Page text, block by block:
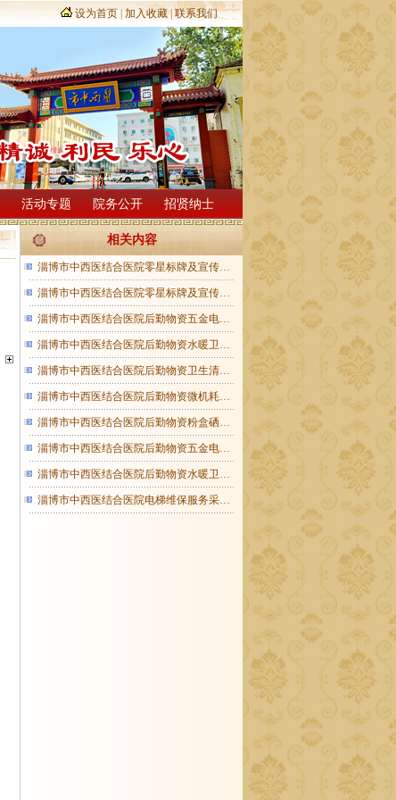
设为首页 加入收藏|联系我们
活动专题 院务公开 招贤纳士
相关内容
淄博市中西医结合医院零星标牌及宣传…
淄博市中西医结合医院零星标牌及宣传…
淄博市中西医结合医院后勤物资五金电…
淄博市中西医结合医院后勤物资水暖卫…
淄博市中西医结合医院后勤物资卫生清…
淄博市中西医结合医院后勤物资微机耗…
淄博市中西医结合医院后勤物资粉盒硒…
淄博市中西医结合医院后勤物资五金电…
淄博市中西医结合医院后勤物资水暖卫…
淄博市中西医结合医院电梯维保服务采…